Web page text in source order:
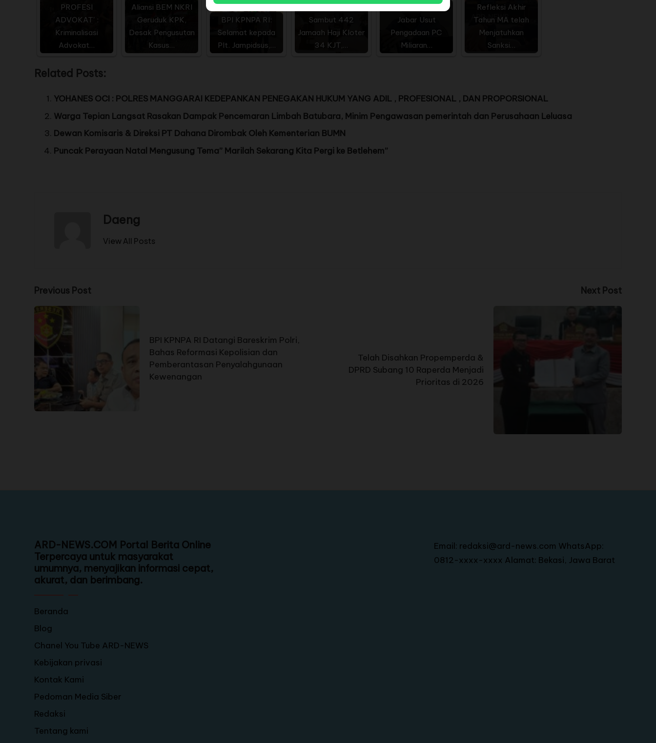
PROFESI
ADVOKAT' :
Kriminalisasi
Advokat…
Aliansi BEM NKRI
Geruduk KPK,
Desak Pengusutan
Kasus…
BPI KPNPA RI:
Selamat kepada
Plt. Jampidsus,…
Sambut 442
Jamaah Haji Kloter
34 KJT,…
CBA Desak Kejati
Jabar Usut
Pengadaan PC
Miliaran…
Refleksi Akhir
Tahun MA telah
Menjatuhkan
Sanksi…
Related Posts:
YOHANES OCI : POLRES MANGGARAI KEDEPANKAN PENEGAKAN HUKUM YANG ADIL , PROFESIONAL , DAN PROPORSIONAL
Warga Tepian Langsat Rasakan Dampak Pencemaran Limbah Batubara, Minim Pengawasan pemerintah dan Perusahaan Leluasa
Dewan Komisaris & Direksi PT Dahana Dirombak Oleh Kementerian BUMN
Puncak Perayaan Natal Mengusung Tema” Marilah Sekarang Kita Pergi ke Betlehem”
Daeng
View All Posts
Previous Post
BPI KPNPA RI Datangi Bareskrim Polri,
Bahas Reformasi Kepolisian dan
Pemberantasan Penyalahgunaan
Kewenangan
Next Post
Telah Disahkan Propemperda &
DPRD Subang 10 Raperda Menjadi
Prioritas di 2026
ARD-NEWS.COM Portal Berita Online
Terpercaya untuk masyarakat
umumnya, menyajikan informasi cepat,
akurat, dan berimbang.
Beranda
Blog
Chanel You Tube ARD-NEWS
Kebijakan privasi
Kontak Kami
Pedoman Media Siber
Redaksi
Tentang kami
Email: redaksi@ard-news.com WhatsApp:
0812-xxxx-xxxx Alamat: Bekasi, Jawa Barat